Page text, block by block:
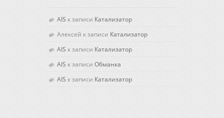
AIS к записи Катализатор
Алексей к записи Катализатор
AIS к записи Катализатор
AIS к записи Обманка
AIS к записи Катализатор